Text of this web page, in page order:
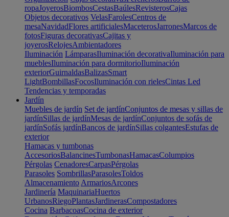
ropaJoyerosBiombosCestasBaúlesRevisterosCajas
Objetos decorativos VelasFarolesCentros de
mesaNavidadFlores artificialesMaceterosJarronesMarcos de
fotosFiguras decorativasCajitas y
joyerosRelojesAmbientadores
Iluminación LámparasIluminación decorativaIluminación para
mueblesIluminación para dormitorioIluminación
exteriorGuirnaldasBalizasSmart
LightBombillasFocosIluminación con rielesCintas Led
Tendencias y temporadas
Jardín
Muebles de jardín Set de jardínConjuntos de mesas y sillas de
jardínSillas de jardínMesas de jardínConjuntos de sofás de
jardínSofás jardínBancos de jardínSillas colgantesEstufas de
exterior
Hamacas y tumbonas
AccesoriosBalancinesTumbonasHamacasColumpios
Pérgolas CenadoresCarpasPérgolas
Parasoles SombrillasParasolesToldos
Almacenamiento ArmariosArcones
Jardinería MaquinariaHuertos
UrbanosRiegoPlantasJardinerasCompostadores
Cocina BarbacoasCocina de exterior